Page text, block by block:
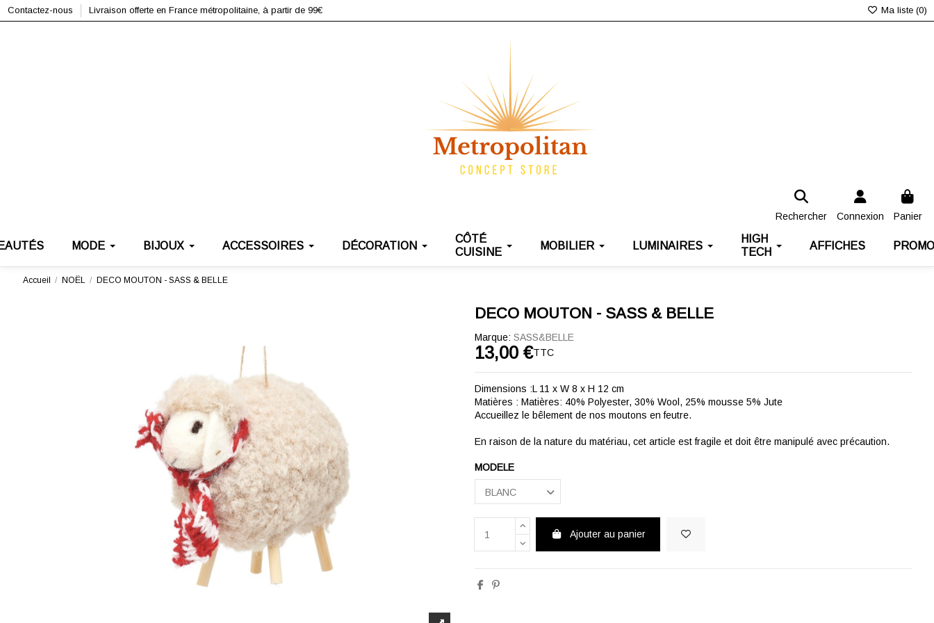
Contactez-nous Livraison offerte en France métropolitaine, à partir de 99€ Ma liste (0)
Rechercher Connexion Panier
MODE BIJOUX ACCESSOIRES DÉCORATION
CÔTÉ
CUISINE
MOBILIER LUMINAIRES
HIGH
TECH
AFFICHES
Accueil NOËL DECO MOUTON - SASS & BELLE
DECO MOUTON - SASS & BELLE
Marque: SASS&BELLE
13,00 €TTC
Dimensions :L 11 x W 8 x H 12 cm
Matières : Matières: 40% Polyester, 30% Wool, 25% mousse 5% Jute
Accueillez le bêlement de nos moutons en feutre.
En raison de la nature du matériau, cet article est fragile et doit être manipulé avec précaution.
MODELE
Ajouter au panier